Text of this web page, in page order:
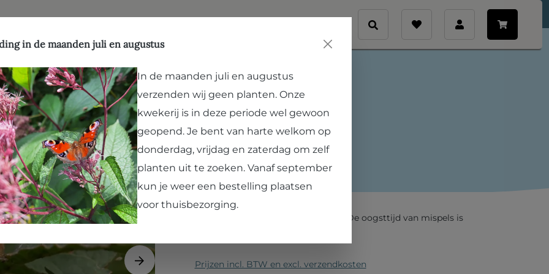
Mespilus germanica 'Bredase
Reus'
Mispel
De mispel is echt een sieraad voor de najaars- en wintertuin! De
vaak talrijke vruchten hangen nog tijden aan de boom als het blad
al gevallen is, een prachtig gezicht. De oogsttijd van mispels is
Prijzen incl. BTW en excl. verzendkosten
in de maanden juli en augustus
In de maanden juli en augustus
verzenden wij geen planten. Onze
kwekerij is in deze periode wel gewoon
geopend. Je bent van harte welkom op
donderdag, vrijdag en zaterdag om zelf
planten uit te zoeken. Vanaf september
kun je weer een bestelling plaatsen
voor thuisbezorging.